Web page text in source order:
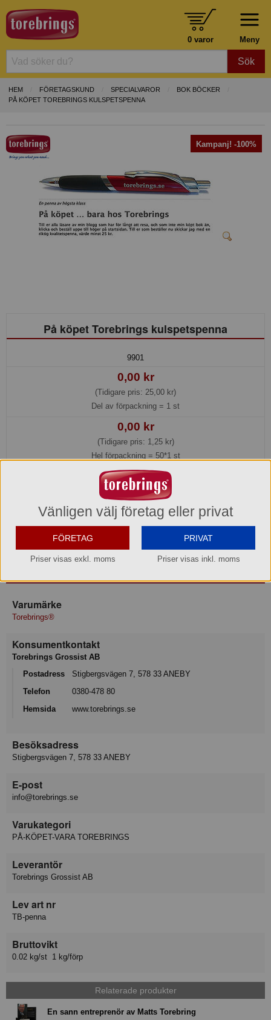
Meny
0 varor
Sök
HEM FÖRETAGSKUND SPECIALVAROR
BOK BÖCKER
PÅ KÖPET TOREBRINGS KULSPETSPENNA
Kampanj! -100%
På köpet Torebrings kulspetspenna
9901
0,00 kr
(Tidigare pris: 25,00 kr)
Del av förpackning = 1 st
0,00 kr
(Tidigare pris: 1,25 kr)
Hel förpackning = 50*1 st
Beställningsvara
Hos oss kan du alltid beställa även om varan inte finns i lager.
Beställ idag före kl. 15:00 så beräknar vi få in den i lager den 2026-08-
Transporttid till Dig som kund tillkommer.
Varumärke
Torebrings®
Konsumentkontakt
Torebrings Grossist AB
Postadress
Stigbergsvägen 7, 578 33 ANEBY
Telefon
0380-478 80
Hemsida
www.torebrings.se
Besöksadress
Stigbergsvägen 7, 578 33 ANEBY
E-post
info@torebrings.se
Varukategori
PÅ-KÖPET-VARA TOREBRINGS
Leverantör
Torebrings Grossist AB
Lev art nr
TB-penna
Bruttovikt
0.02 kg/st 1 kg/förp
Relaterade produkter
En sann entreprenör av Matts Torebring
Vänligen välj företag eller privat
FÖRETAG
Priser visas exkl. moms
PRIVAT
Priser visas inkl. moms